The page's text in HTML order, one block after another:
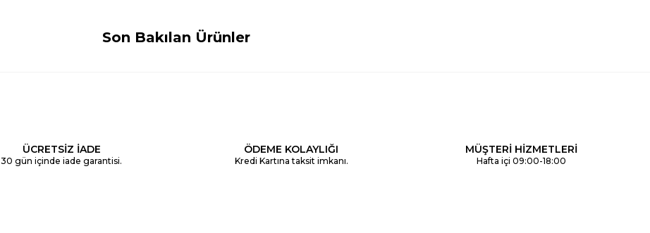
Son Bakılan Ürünler
ÜCRETSİZ İADE
30 gün içinde iade garantisi.
ÖDEME KOLAYLIĞI
Kredi Kartına taksit imkanı.
MÜŞTERİ HİZMETLERİ
Hafta içi 09:00-18:00